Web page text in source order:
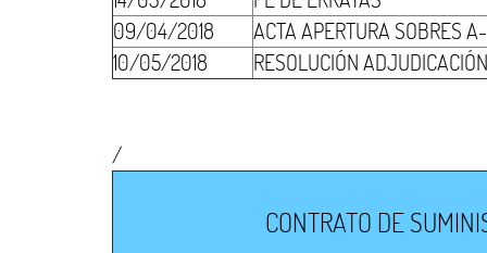
09/04/2018
ACTA APERTURA SOBRES
10/05/2018
RESOLUCIÓN
/
CONTRATO DE